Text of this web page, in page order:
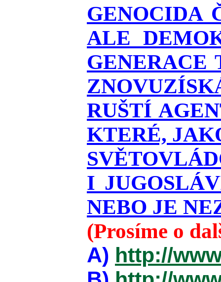
GENOCIDA
ALE
RUŠTÍ
KTERÉ,
I
NEBO JE
(Prosíme o
A) http://